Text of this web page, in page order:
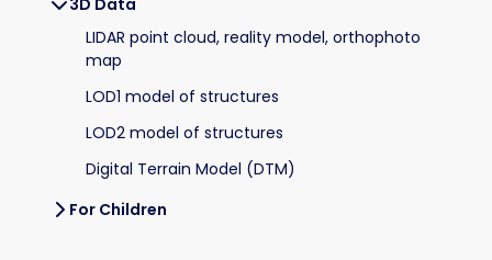
3D Data
LIDAR point cloud, reality model, orthophoto
map
LOD1 model of structures
LOD2 model of structures
Digital Terrain Model (DTM)
For Children